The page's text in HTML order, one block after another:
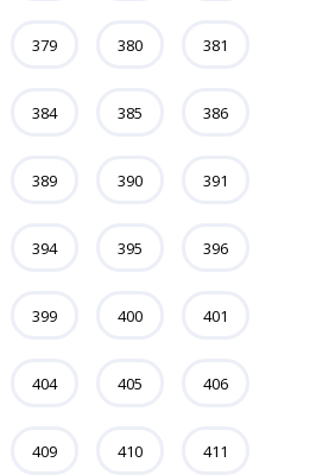
379 380 381
384 385 386
389 390 391
394 395 396
399 400 401
404 405 406
409 410 411